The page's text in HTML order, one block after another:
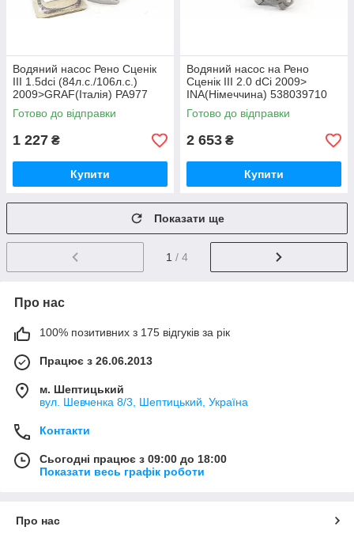
Водяний насос Рено Сценік
III 1.5dci (84л.с./106л.с.)
2009>GRAF(Італія) PA977
Готово до відправки
1 227 ₴
Купити
Водяний насос на Рено
Сценік III 2.0 dCi 2009>
INA(Німеччина) 538039710
Готово до відправки
2 653 ₴
Купити
Показати ще
1 / 4
Про нас
100% позитивних з 175 відгуків за рік
Працює з 26.06.2013
м. Шептицький
вул. Шевченка 8/3, Шептицький, Україна
Контакти
Сьогодні працює з 09:00 до 18:00
Показати весь графік роботи
Про нас